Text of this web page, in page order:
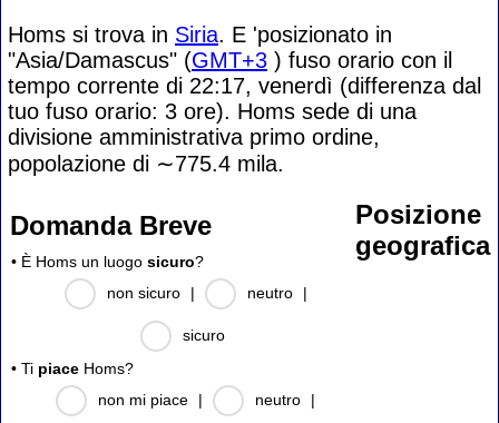
Homs si trova in Siria. E 'posizionato in
"Asia/Damascus" (GMT+3 ) fuso orario con il
tempo corrente di 22:17, venerdì (differenza dal
tuo fuso orario: 3 ore). Homs sede di una
divisione amministrativa primo ordine,
popolazione di ∼775.4 mila.
Domanda Breve
• È Homs un luogo sicuro?
non sicuro
| neutro |
sicuro
• Ti piace Homs?
non mi piace
| neutro |
Posizione
geografica